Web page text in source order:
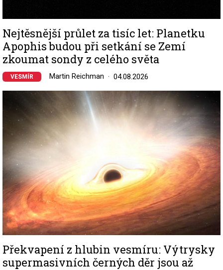
Nejtěsnější průlet za tisíc let: Planetku
Apophis budou při setkání se Zemí
zkoumat sondy z celého světa
VESMÍR Martin Reichman 04.08.2026
Image
Překvapení z hlubin vesmíru: Výtrysky
supermasivních černých děr jsou až